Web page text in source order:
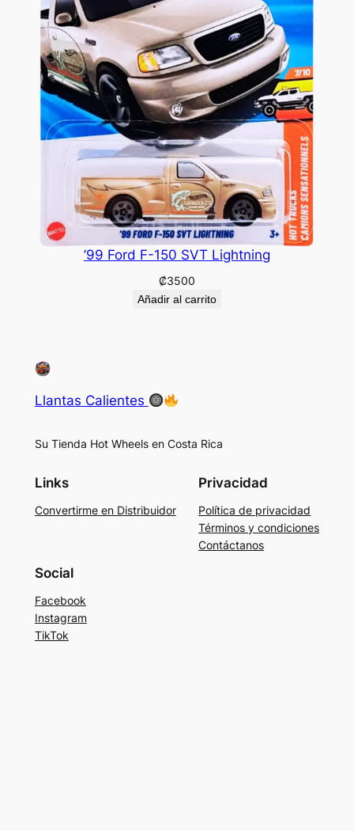
’99 Ford F-150 SVT Lightning
₡3500
Añadir al carrito
Llantas Calientes
Su Tienda Hot Wheels en Costa Rica
Links
Convertirme en Distribuidor
Privacidad
Política de privacidad
Términos y condiciones
Contáctanos
Social
Facebook
Instagram
TikTok